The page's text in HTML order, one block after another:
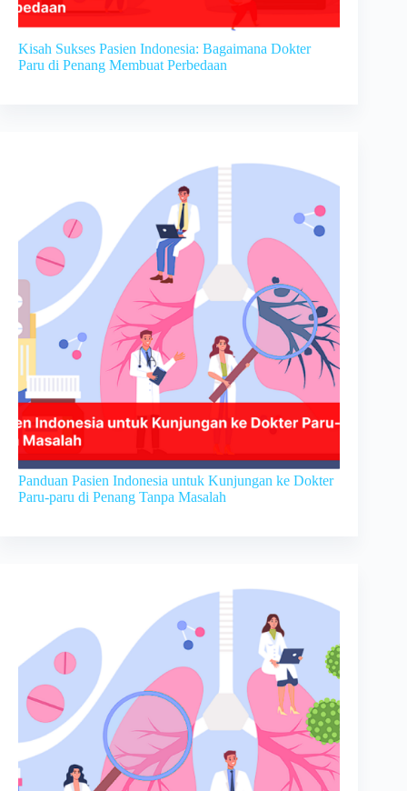
Kisah Sukses Pasien Indonesia: Bagaimana Dokter
Paru di Penang Membuat Perbedaan
Panduan Pasien Indonesia untuk Kunjungan ke Dokter
Paru-paru di Penang Tanpa Masalah